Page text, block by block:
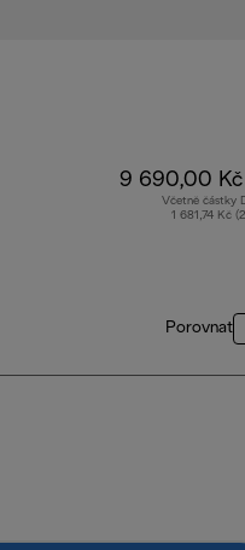
9 690,00 Kč
Včetně částky
1 681,74 Kč
Porovnat